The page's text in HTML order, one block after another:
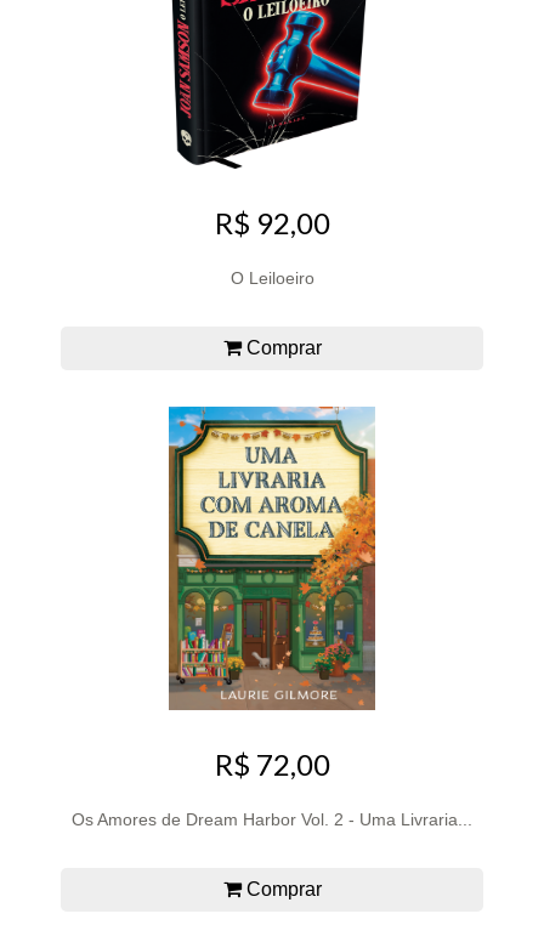
R$ 92,00
O Leiloeiro
Comprar
R$ 72,00
Os Amores de Dream Harbor Vol. 2 - Uma Livraria...
Comprar